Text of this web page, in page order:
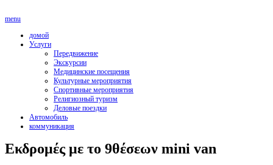
menu
домой
Услуги
Передвижение
Экскурсии
Медицинские посещения
Культурные мероприятия
Спортивные мероприятия
Религиозный туризм
Деловые поездки
Автомобиль
коммуникация
Εκδρομές με το 9θέσεων mini van